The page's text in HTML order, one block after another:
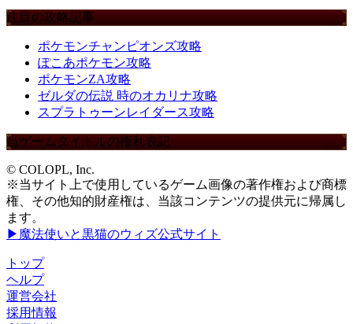
注目の攻略記事
ポケモンチャンピオンズ攻略
ぽこあポケモン攻略
ポケモンZA攻略
ゼルダの伝説 時のオカリナ攻略
スプラトゥーンレイダース攻略
当ゲームタイトルの権利表記
© COLOPL, Inc.
※当サイト上で使用しているゲーム画像の著作権および商標
権、その他知的財産権は、当該コンテンツの提供元に帰属し
ます。
▶魔法使いと黒猫のウィズ公式サイト
トップ
ヘルプ
運営会社
採用情報